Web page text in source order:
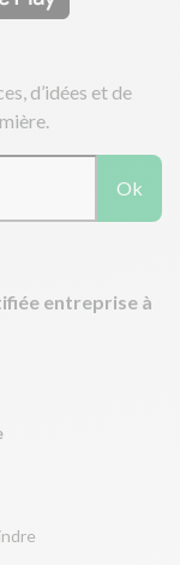
d’idées et de
Ok
entreprise à